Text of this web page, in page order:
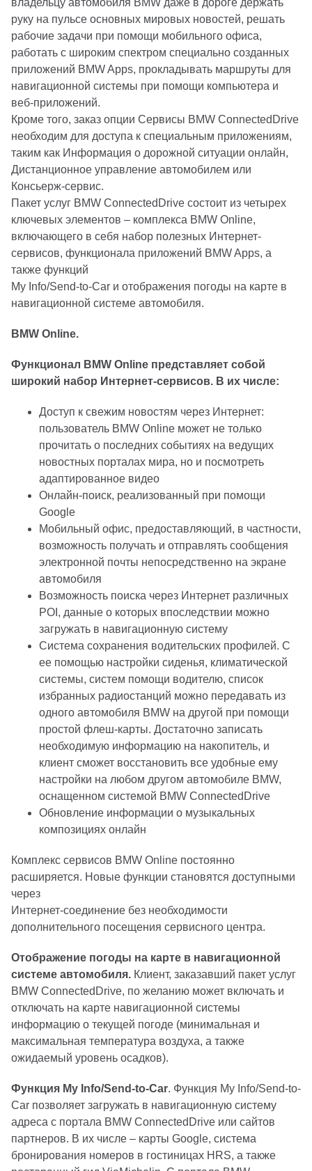
владельцу автомобиля BMW даже в дороге держать
руку на пульсе основных мировых новостей, решать
рабочие задачи при помощи мобильного офиса,
работать с широким спектром специально созданных
приложений BMW Apps, прокладывать маршруты для
навигационной системы при помощи компьютера и
веб-приложений.
Кроме того, заказ опции Сервисы BMW ConnectedDrive
необходим для доступа к специальным приложениям,
таким как Информация о дорожной ситуации онлайн,
Дистанционное управление автомобилем или
Консьерж-сервис.
Пакет услуг BMW ConnectedDrive состоит из четырех
ключевых элементов – комплекса BMW Online,
включающего в себя набор полезных Интернет-
сервисов, функционала приложений BMW Apps, а
также функций
My Info/Send-to-Car и отображения погоды на карте в
навигационной системе автомобиля.
BMW Online.
Функционал BMW Online представляет собой
широкий набор Интернет-сервисов. В их числе:
Доступ к свежим новостям через Интернет:
пользователь BMW Online может не только
прочитать о последних событиях на ведущих
новостных порталах мира, но и посмотреть
адаптированное видео
Онлайн-поиск, реализованный при помощи
Google
Мобильный офис, предоставляющий, в частности,
возможность получать и отправлять сообщения
электронной почты непосредственно на экране
автомобиля
Возможность поиска через Интернет различных
POI, данные о которых впоследствии можно
загружать в навигационную систему
Система сохранения водительских профилей. С
ее помощью настройки сиденья, климатической
системы, систем помощи водителю, список
избранных радиостанций можно передавать из
одного автомобиля BMW на другой при помощи
простой флеш-карты. Достаточно записать
необходимую информацию на накопитель, и
клиент сможет восстановить все удобные ему
настройки на любом другом автомобиле BMW,
оснащенном системой BMW ConnectedDrive
Обновление информации о музыкальных
композициях онлайн
Комплекс сервисов BMW Online постоянно
расширяется. Новые функции становятся доступными
через
Интернет-соединение без необходимости
дополнительного посещения сервисного центра.
Отображение погоды на карте в навигационной
системе автомобиля. Клиент, заказавший пакет услуг
BMW ConnectedDrive, по желанию может включать и
отключать на карте навигационной системы
информацию о текущей погоде (минимальная и
максимальная температура воздуха, а также
ожидаемый уровень осадков).
Функция My Info/Send-to-Car. Функция My Info/Send-to-
Car позволяет загружать в навигационную систему
адреса с портала BMW ConnectedDrive или сайтов
партнеров. В их числе – карты Google, система
бронирования номеров в гостиницах HRS, а также